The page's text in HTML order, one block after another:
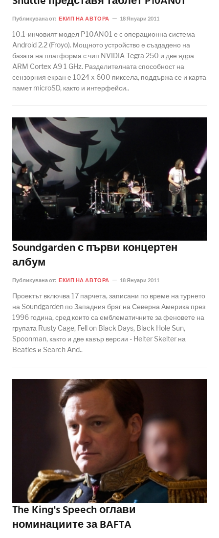
Публикувана от: ЕКИП НА АВТОРА 18 Януари 2011
10.1-инчовият модел P10AN01 е с операционна система
Android 2.2 (Froyo). Мощното устройство е създадено на
базата на платформа с чип NVIDIA Tegra 250 и две ядра
ARM Cortex A9 1 GHz. Разделителната способност на
сензорния екран е 1024 x 600 пиксела, поддържа се и карта
памет microSD, както и интерфейси..
Soundgarden с първи концертен
албум
Публикувана от: ЕКИП НА АВТОРА 18 Януари 2011
Проектът включва 17 парчета, записани по време на турнето
на Soundgarden по Западния бряг на Северна Америка през
1996 година, сред които са емблематичните за феновете на
групата Rusty Cage, Fell on Black Days, Black Hole Sun,
Spoonman, както и две кавър версии - Helter Skelter на
Beatles и Search And..
The King's Speech оглави
номинациите за BAFTA